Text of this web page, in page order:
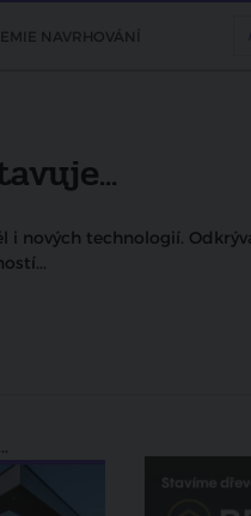
NAVRHOVÁNÍ
nových technologií.